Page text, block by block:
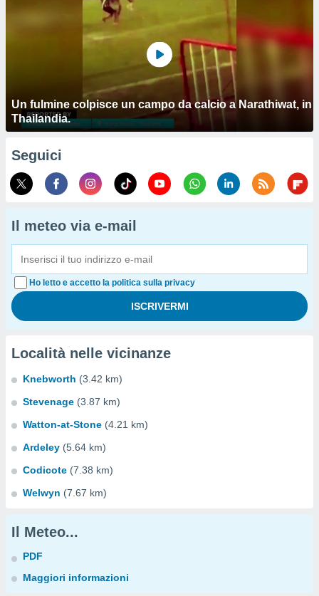
Un fulmine colpisce un campo da calcio a Narathiwat, in
Thailandia.
Seguici
Il meteo via e-mail
Ho letto e accetto la politica sulla privacy
Località nelle vicinanze
Knebworth (3.42 km)
Stevenage (3.87 km)
Watton-at-Stone (4.21 km)
Ardeley (5.64 km)
Codicote (7.38 km)
Welwyn (7.67 km)
Il Meteo...
PDF
Maggiori informazioni